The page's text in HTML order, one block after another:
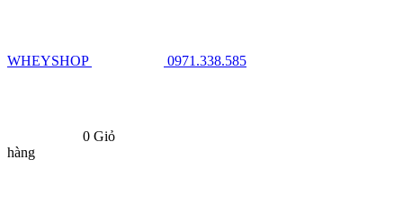
WHEYSHOP 0971.338.585
0 Giỏ
hàng